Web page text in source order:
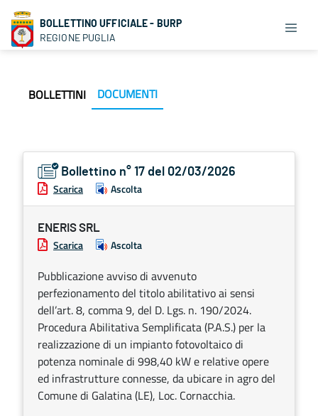
BOLLETTINO UFFICIALE - BURP
REGIONE PUGLIA
BOLLETTINI DOCUMENTI
Bollettino n° 17 del 02/03/2026
Scarica Ascolta
ENERIS SRL
Scarica Ascolta
Pubblicazione avviso di avvenuto
perfezionamento del titolo abilitativo ai sensi
dell’art. 8, comma 9, del D. Lgs. n. 190/2024.
Procedura Abilitativa Semplificata (P.A.S.) per la
realizzazione di un impianto fotovoltaico di
potenza nominale di 998,40 kW e relative opere
ed infrastrutture connesse, da ubicare in agro del
Comune di Galatina (LE), Loc. Cornacchia.